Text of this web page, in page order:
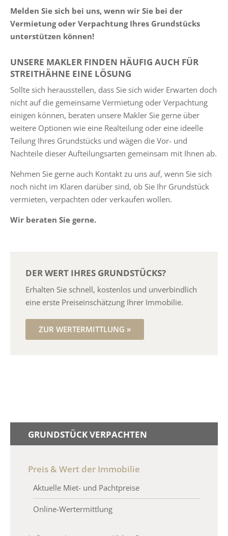
Melden Sie sich bei uns, wenn wir Sie bei der
Vermietung oder Verpachtung Ihres Grundstücks
unterstützen können!
UNSERE MAKLER FINDEN HÄUFIG AUCH FÜR
STREITHÄHNE EINE LÖSUNG
Sollte sich herausstellen, dass Sie sich wider Erwarten doch
nicht auf die gemeinsame Vermietung oder Verpachtung
einigen können, beraten unsere Makler Sie gerne über
weitere Optionen wie eine Realteilung oder eine ideelle
Teilung Ihres Grundstücks und wägen die Vor- und
Nachteile dieser Aufteilungsarten gemeinsam mit Ihnen ab.
Nehmen Sie gerne auch Kontakt zu uns auf, wenn Sie sich
noch nicht im Klaren darüber sind, ob Sie Ihr Grundstück
vermieten, verpachten oder verkaufen wollen.
Wir beraten Sie gerne.
DER WERT IHRES GRUNDSTÜCKS?
Erhalten Sie schnell, kostenlos und unverbindlich
eine erste Preiseinschätzung Ihrer Immobilie.
ZUR WERTERMITTLUNG »
GRUNDSTÜCK VERPACHTEN
Preis & Wert der Immobilie
Aktuelle Miet- und Pachtpreise
Online-Wertermittlung